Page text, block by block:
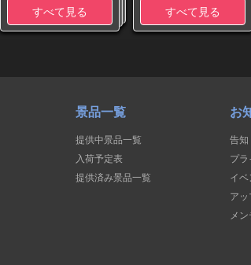
すべて見る すべて見る
景品一覧
提供中景品一覧
入荷予定表
提供済み景品一覧
お
告知
プラ
イベ
アッ
メ